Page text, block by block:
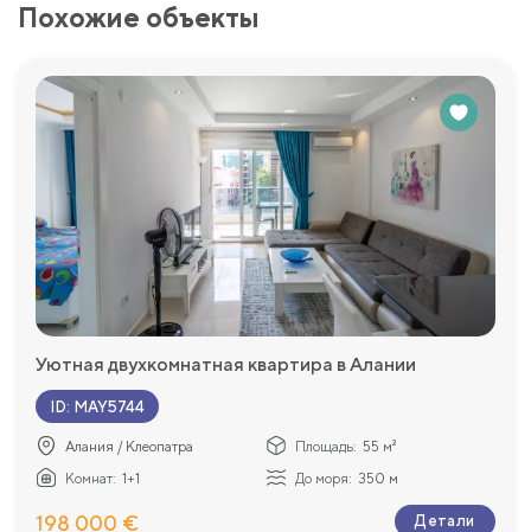
Похожие объекты
Уютная двухкомнатная квартира в Алании
ID: MAY5744
Алания / Клеопатра Площадь: 55 м²
Комнат: 1+1 До моря: 350 м
198 000 € Детали